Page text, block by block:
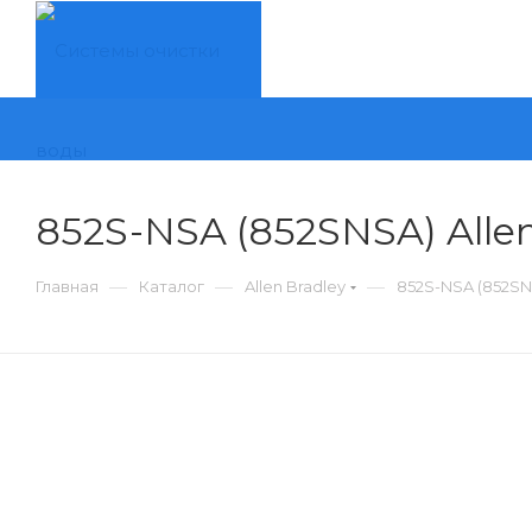
852S-NSA (852SNSA)
Главная — Каталог — Allen Bradley — 852S-NSA